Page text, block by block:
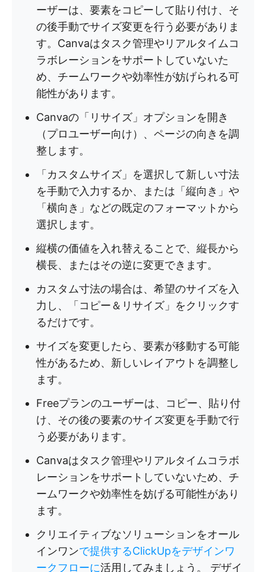
ーザーは、要素をコピーして貼り付け、そ
の後手動でサイズ変更を行う必要がありま
す。Canvaはタスク管理やリアルタイムコ
ラボレーションをサポートしていないた
め、チームワークや効率性が妨げられる可
能性があります。
Canvaの「リサイズ」オプションを開き
（プロユーザー向け）、ページの向きを調
整します。
「カスタムサイズ」を選択して新しい寸法
を手動で入力するか、または「縦向き」や
「横向き」などの既定のフォーマットから
選択します。
縦横の価値を入れ替えることで、縦長から
横長、またはその逆に変更できます。
カスタム寸法の場合は、希望のサイズを入
力し、「コピー＆リサイズ」をクリックす
るだけです。
サイズを変更したら、要素が移動する可能
性があるため、新しいレイアウトを調整し
ます。
Freeプランのユーザーは、コピー、貼り付
け、その後の要素のサイズ変更を手動で行
う必要があります。
Canvaはタスク管理やリアルタイムコラボ
レーションをサポートしていないため、チ
ームワークや効率性を妨げる可能性があり
ます。
クリエイティブなソリューションをオール
インワンで提供するClickUpをデザインワ
ークフローに活用してみましょう。 デザイ